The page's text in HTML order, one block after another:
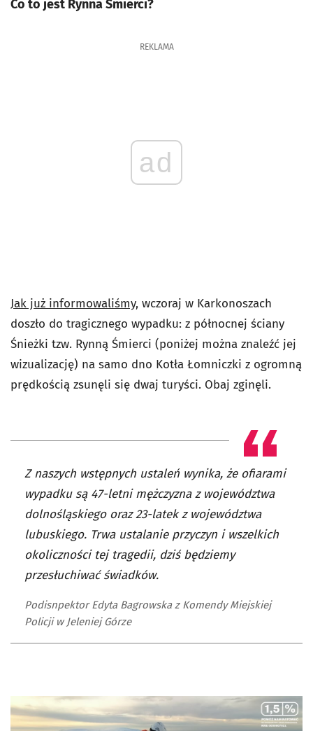
Co to jest Rynna Śmierci?
REKLAMA
ad
Jak już informowaliśmy, wczoraj w Karkonoszach
doszło do tragicznego wypadku: z północnej ściany
Śnieżki tzw. Rynną Śmierci (poniżej można znaleźć jej
wizualizację) na samo dno Kotła Łomniczki z ogromną
prędkością zsunęli się dwaj turyści. Obaj zginęli.
Z naszych wstępnych ustaleń wynika, że ofiarami
wypadku są 47-letni mężczyzna z województwa
dolnośląskiego oraz 23-latek z województwa
lubuskiego. Trwa ustalanie przyczyn i wszelkich
okoliczności tej tragedii, dziś będziemy
przesłuchiwać świadków.
Podisnpektor Edyta Bagrowska z Komendy Miejskiej
Policji w Jeleniej Górze